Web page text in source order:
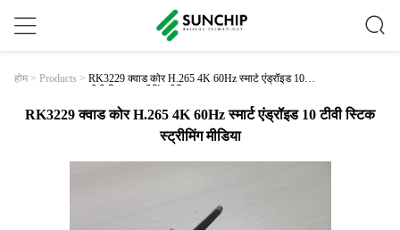
होम > Products > RK3229 क्वाड कोर H.265 4K 60Hz स्मार्ट एंड्रॉइड 10
टीवी स्टिक स्ट्रीमिंग मीडिया
RK3229 क्वाड कोर H.265 4K 60Hz स्मार्ट एंड्रॉइड 10 टीवी स्टिक
स्ट्रीमिंग मीडिया